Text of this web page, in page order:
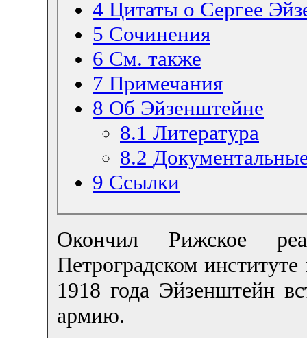
4 Цитаты о Сергее
5 Сочинения
6 См. также
7 Примечания
8 Об Эйзенштейне
8.1 Литература
8.2
9 Ссылки
Окончил Рижское
Петроградском
1918 года Эйзенштейн
армию.